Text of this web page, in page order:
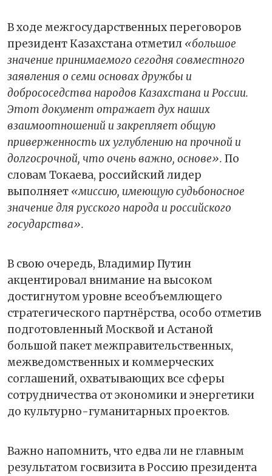
В ходе межгосударственных переговоров
президент Казахстана отметил «большое
значение принимаемого сегодня совместного
заявления о семи основах дружбы и
добрососедства народов Казахстана и России.
Этот документ отражает дух наших
взаимоотношений и закрепляет общую
приверженность их углублению на прочной и
долгосрочной, что очень важно, основе». По
словам Токаева, российский лидер
выполняет «миссию, имеющую судьбоносное
значение для русского народа и российского
государства».
В свою очередь, Владимир Путин
акцентировал внимание на высоком
достигнутом уровне всеобъемлющего
стратегического партнёрства, особо отметив
подготовленный Москвой и Астаной
большой пакет межправительственных,
межведомственных и коммерческих
соглашений, охватывающих все сферы
сотрудничества от экономики и энергетики
до культурно-гуманитарных проектов.
Важно напомнить, что едва ли не главным
результатом госвизита в Россию президента